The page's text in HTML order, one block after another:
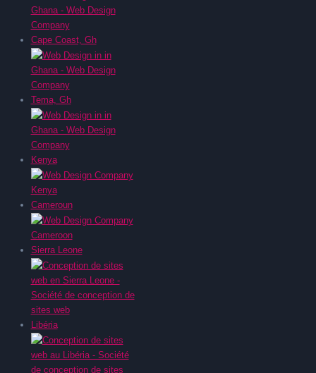
Cape Coast, Gh
Tema, Gh
Kenya
Cameroun
Sierra Leone
Libéria